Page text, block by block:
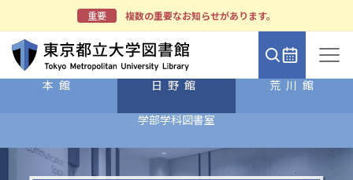
重要 複数の重要なお知らせがあります。
本館 日野館 荒川館
学部学科図書室